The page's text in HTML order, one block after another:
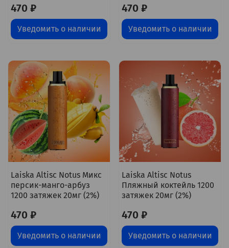
470 ₽
Уведомить о наличии
470 ₽
Уведомить о наличии
Laiska Altisc Notus Микс
персик-манго-арбуз
1200 затяжек 20мг (2%)
470 ₽
Уведомить о наличии
Laiska Altisc Notus
Пляжный коктейль 1200
затяжек 20мг (2%)
470 ₽
Уведомить о наличии